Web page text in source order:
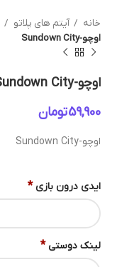
خانه آیتم های پلاتو
اوچو-Sundown City
اوچو-Sundown City
تومان
اوچو-Sundown City
ایدی درون بازی *
لینک دوستی *